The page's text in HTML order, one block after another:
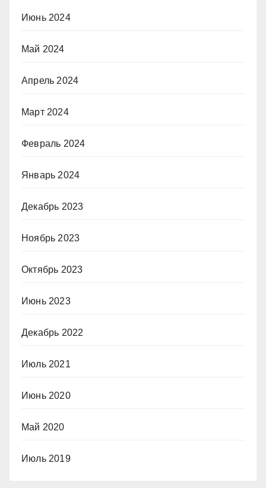
Июнь 2024
Май 2024
Апрель 2024
Март 2024
Февраль 2024
Январь 2024
Декабрь 2023
Ноябрь 2023
Октябрь 2023
Июнь 2023
Декабрь 2022
Июль 2021
Июнь 2020
Май 2020
Июль 2019